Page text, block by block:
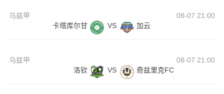
乌兹甲
08-07 21:00
卡塔库尔甘
VS 加云
乌兹甲
08-07 21:00
洛钦
VS 奇兹里克FC